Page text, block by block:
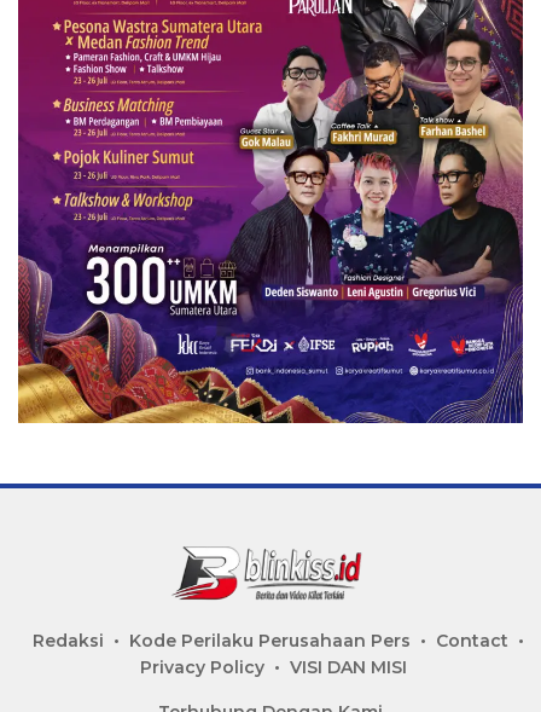
Redaksi Kode Perilaku Perusahaan Pers
Contact
Privacy Policy
VISI DAN MISI